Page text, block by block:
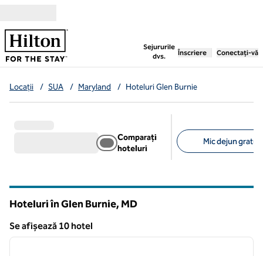
Sejururile
dvs.
, deschide o filă nouă
Înscriere Conectați-vă
Locații / SUA / Maryland / Hoteluri Glen Burnie
Comparați
hoteluri
Mic dejun gratuit
Hoteluri în Glen Burnie, MD
Se afișează 10 hotel
Se afișează 10 hotel
1 din 12